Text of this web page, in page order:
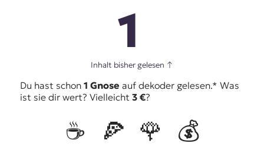
1
Inhalt bisher gelesen ↑
Du hast schon 1 Gnose auf dekoder gelesen.* Was
ist sie dir wert? Vielleicht 3 €?
☕️ 🍕 🌹
💰